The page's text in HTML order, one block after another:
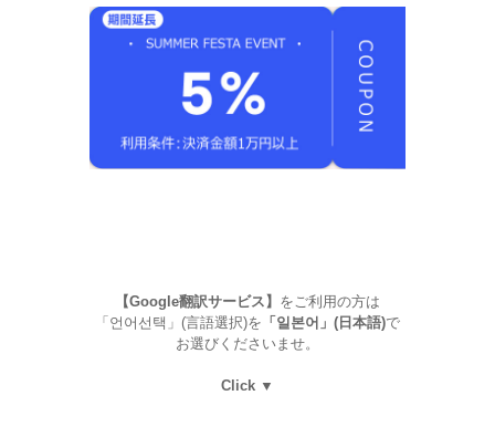
【Google翻訳サービス】 をご利用の方は
「언어선택」(言語選択)を 「일본어」(日本語)で
お選びくださいませ。
Click ▼